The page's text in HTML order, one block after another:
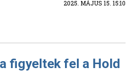
2025. MÁJUS 15. 15:10
figyeltek fel a Hold